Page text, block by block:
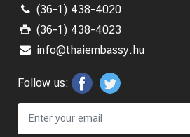
f
K
n
g
m
(36-1) 438-4020
(36-1) 438-4023
info@thaiembassy.hu
Follow us: